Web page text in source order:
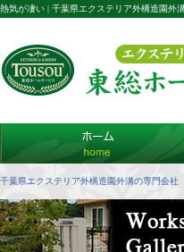
熱気が凄い | 千葉県エクステリア外構造園
千葉県エクステリア外構造園外溝の専門会